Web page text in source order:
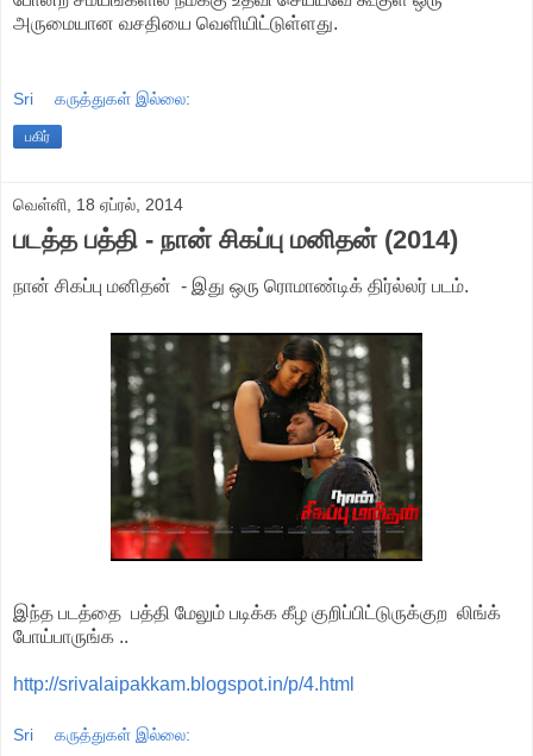
அருமையான வசதியை வெளியிட்டுள்ளது.
Sri கருத்துகள் இல்லை:
பகிர்
வெள்ளி, 18 ஏப்ரல், 2014
படத்த பத்தி - நான் சிகப்பு மனிதன் (2014)
நான் சிகப்பு மனிதன் - இது ஒரு ரொமாண்டிக் திர்ல்லர் படம்.
இந்த படத்தை பத்தி மேலும் படிக்க கீழ குறிப்பிட்டுருக்குற லிங்க்
போய்பாருங்க ..
http://srivalaipakkam.blogspot.in/p/4.html
Sri கருத்துகள் இல்லை: